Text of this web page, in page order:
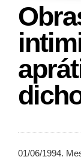
01/06/1994.